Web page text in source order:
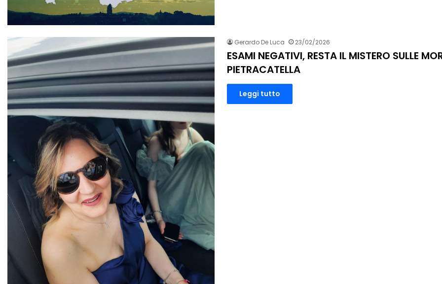
Gerardo De Luca 23/02/2026
ESAMI NEGATIVI, RESTA IL MISTERO SULLE
PIETRACATELLA
Leggi tutto